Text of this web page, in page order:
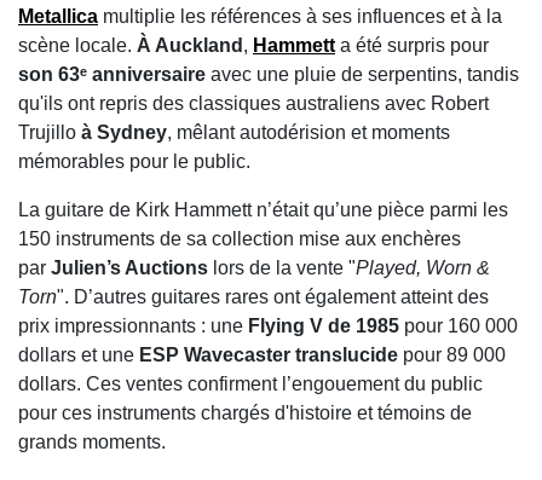
Metallica multiplie les références à ses influences et à la
scène locale. À Auckland , Hammett a été surpris pour
son 63ᵉ anniversaire avec une pluie de serpentins, tandis
qu'ils ont repris des classiques australiens avec Robert
Trujillo à Sydney, mêlant autodérision et moments
mémorables pour le public.
La guitare de Kirk Hammett n’était qu’une pièce parmi les
150 instruments de sa collection mise aux enchères
par Julien’s Auctions lors de la vente "Played, Worn &
Torn". D’autres guitares rares ont également atteint des
prix impressionnants : une Flying V de 1985 pour 160 000
dollars et une ESP Wavecaster translucide pour 89 000
dollars. Ces ventes confirment l’engouement du public
pour ces instruments chargés d'histoire et témoins de
grands moments.